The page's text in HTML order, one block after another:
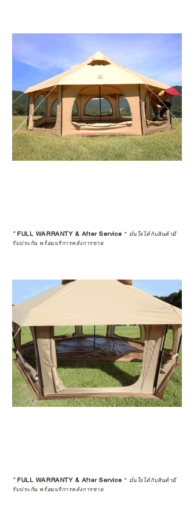
*FULL WARRANTY & After Service * มั่นใจได้กับสินค้ามี
รับประกัน พร้อมบริการหลังการขาย
*FULL WARRANTY & After Service * มั่นใจได้กับสินค้ามี
รับประกัน พร้อมบริการหลังการขาย